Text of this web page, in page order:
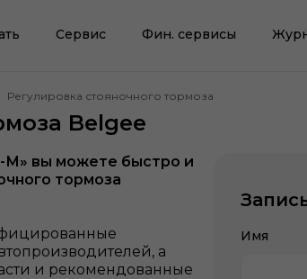
Сервис Фин. сервисы
Регулировка стояночного тормоза
Belgee
М» вы можете быстро и
тормоза
а
и рекомендованные
Имя